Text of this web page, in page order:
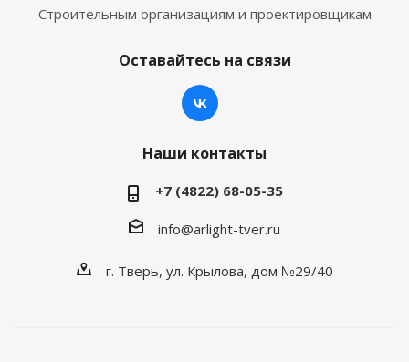
Строительным организациям и проектировщикам
Оставайтесь на связи
Наши контакты
+7 (4822) 68-05-35
info@arlight-tver.ru
г. Тверь, ул. Крылова, дом №29/40